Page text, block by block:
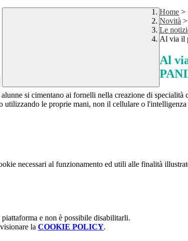
Home >
Novità >
Le
Al via il
Al
si cimentano ai fornelli nella creazione di
utilizzando le proprie mani, non il cellulare o
necessari al funzionamento ed utili alle finalità
e non è possibile disabilitarli.
la COOKIE POLICY.